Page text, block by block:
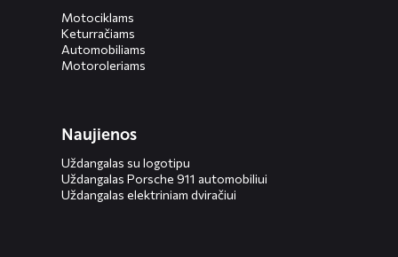
Motociklams
Keturračiams
Automobiliams
Motoroleriams
Naujienos
Uždangalas su logotipu
Uždangalas Porsche 911 automobiliui
Uždangalas elektriniam dviračiui